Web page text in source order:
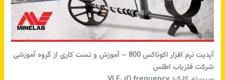
آپدیت نرم افزار اکوناکس 800 – آموزش و تست کاری از گروه آموزشی
شرکت فلزیاب اطلس